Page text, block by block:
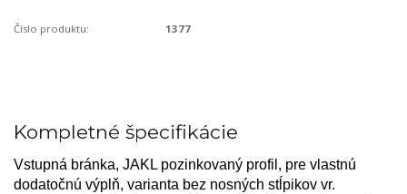
Číslo produktu: 1377
Kompletné špecifikácie
Vstupná bránka, JAKL pozinkovaný profil, pre vlastnú
dodatočnú výplň, varianta bez nosných stĺpikov vr.